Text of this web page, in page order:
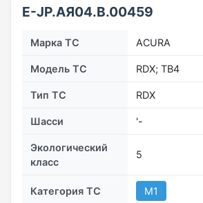
Е-JP.АЯ04.В.00459
Марка ТС ACURA
Модель ТС RDX; TB4
Тип ТС RDX
Шасси '-
Экологический
класс
5
Категория ТС M1